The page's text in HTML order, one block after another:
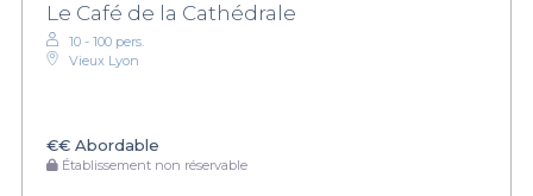
Le Café de la Cathédrale
10 - 100 pers.
Vieux Lyon
€€ Abordable
Établissement non réservable